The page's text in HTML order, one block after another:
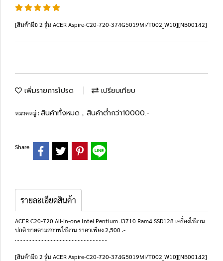
[สินค้ามือ 2 รุ่น ACER Aspire-C20-720-374G5019Mi/T002_W10][NB00142]
เพิ่มรายการโปรด เปรียบเทียบ
หมวดหมู่ :สินค้าทั้งหมด , สินค้าต่ำกว่า10000.-
Share
รายละเอียดสินค้า
ACER C20-720 All-in-one Intel Pentium J3710 Ram4 SSD128 เครื่องใช้งาน
ปกติ ขายตามสภาพใช้งาน ราคาเพียง 2,500 .-
..............................................................
[สินค้ามือ 2 รุ่น ACER Aspire-C20-720-374G5019Mi/T002_W10][NB00142]